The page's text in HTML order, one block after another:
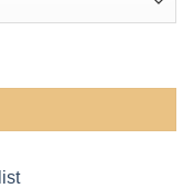
าท้อง และ เอว ชิ้น